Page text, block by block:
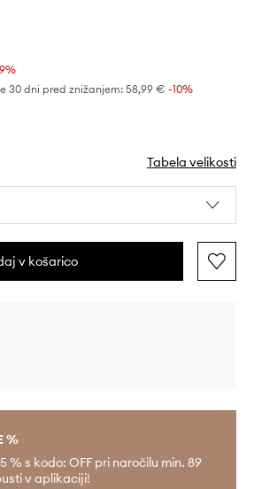
30 dni pred znižanjem: 58,99 € -10%
Tabela velikosti
v košarico
%
% s kodo: OFF pri naročilu min. 89
v aplikaciji!